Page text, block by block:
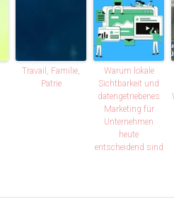
Travail, Familie,
Patrie
Warum lokale
Sichtbarkeit und
datengetriebenes
Marketing für
Unternehmen
heute
entscheidend sind